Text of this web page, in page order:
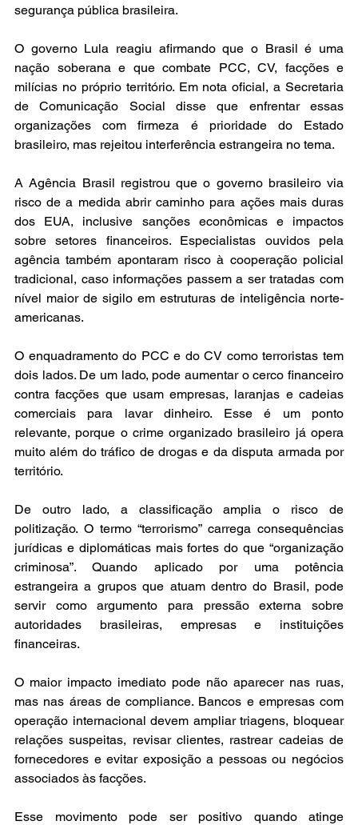
segurança pública brasileira.
O governo Lula reagiu afirmando que o Brasil é uma
nação soberana e que combate PCC, CV, facções e
milícias no próprio território. Em nota oficial, a Secretaria
de Comunicação Social disse que enfrentar essas
organizações com firmeza é prioridade do Estado
brasileiro, mas rejeitou interferência estrangeira no tema.
A Agência Brasil registrou que o governo brasileiro via
risco de a medida abrir caminho para ações mais duras
dos EUA, inclusive sanções econômicas e impactos
sobre setores financeiros. Especialistas ouvidos pela
agência também apontaram risco à cooperação policial
tradicional, caso informações passem a ser tratadas com
nível maior de sigilo em estruturas de inteligência norte-
americanas.
O enquadramento do PCC e do CV como terroristas tem
dois lados. De um lado, pode aumentar o cerco financeiro
contra facções que usam empresas, laranjas e cadeias
comerciais para lavar dinheiro. Esse é um ponto
relevante, porque o crime organizado brasileiro já opera
muito além do tráfico de drogas e da disputa armada por
território.
De outro lado, a classificação amplia o risco de
politização. O termo “terrorismo” carrega consequências
jurídicas e diplomáticas mais fortes do que “organização
criminosa”. Quando aplicado por uma potência
estrangeira a grupos que atuam dentro do Brasil, pode
servir como argumento para pressão externa sobre
autoridades brasileiras, empresas e instituições
financeiras.
O maior impacto imediato pode não aparecer nas ruas,
mas nas áreas de compliance. Bancos e empresas com
operação internacional devem ampliar triagens, bloquear
relações suspeitas, revisar clientes, rastrear cadeias de
fornecedores e evitar exposição a pessoas ou negócios
associados às facções.
Esse movimento pode ser positivo quando atinge